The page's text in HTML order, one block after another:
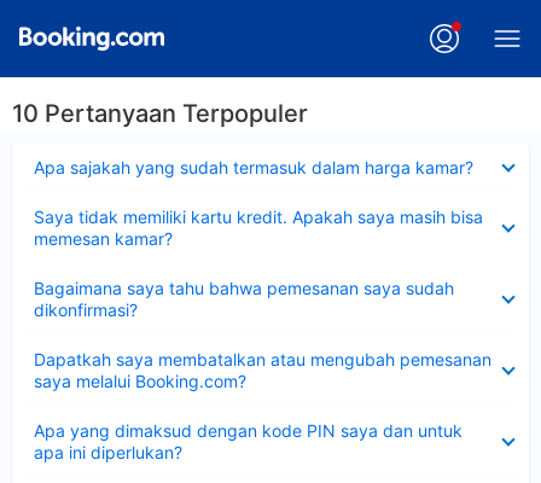
10 Pertanyaan Terpopuler
Apa sajakah yang sudah termasuk dalam harga kamar?
Saya tidak memiliki kartu kredit. Apakah saya masih bisa
memesan kamar?
Bagaimana saya tahu bahwa pemesanan saya sudah
dikonfirmasi?
Dapatkah saya membatalkan atau mengubah pemesanan
saya melalui Booking.com?
Apa yang dimaksud dengan kode PIN saya dan untuk
apa ini diperlukan?